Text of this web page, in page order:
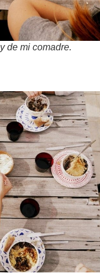
de mi comadre.